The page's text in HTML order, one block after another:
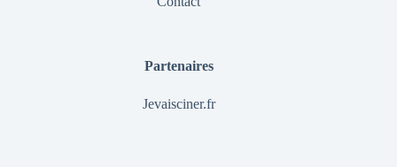
Partenaires
Jevaisciner.fr